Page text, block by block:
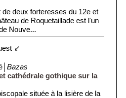
deux forteresses du 12e et
de Roquetaillade est l'un
Nouve...
↙
Bazas
cathédrale gothique sur la
située à la lisière de la